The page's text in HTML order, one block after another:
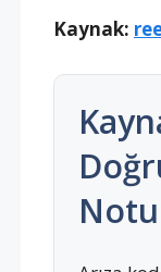
Kaynak:
Notu